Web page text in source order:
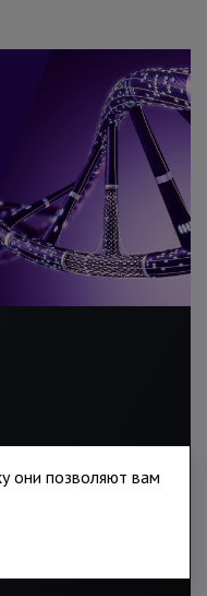
они позволяют вам